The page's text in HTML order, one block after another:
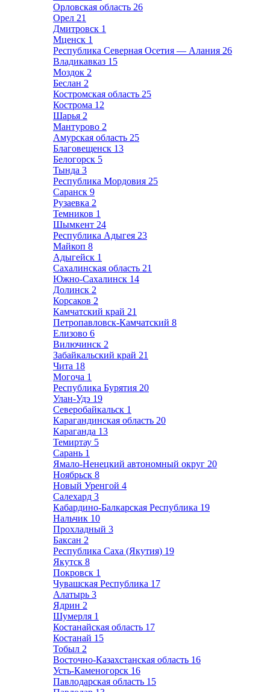
Орловская область 26
Орел 21
Дмитровск 1
Мценск 1
Республика Северная Осетия — Алания 26
Владикавказ 15
Моздок 2
Беслан 2
Костромская область 25
Кострома 12
Шарья 2
Мантурово 2
Амурская область 25
Благовещенск 13
Белогорск 5
Тында 3
Республика Мордовия 25
Саранск 9
Рузаевка 2
Темников 1
Шымкент 24
Республика Адыгея 23
Майкоп 8
Адыгейск 1
Сахалинская область 21
Южно-Сахалинск 14
Долинск 2
Корсаков 2
Камчатский край 21
Петропавловск-Камчатский 8
Елизово 6
Вилючинск 2
Забайкальский край 21
Чита 18
Могоча 1
Республика Бурятия 20
Улан-Удэ 19
Северобайкальск 1
Карагандинская область 20
Караганда 13
Темиртау 5
Сарань 1
Ямало-Ненецкий автономный округ 20
Ноябрьск 8
Новый Уренгой 4
Салехард 3
Кабардино-Балкарская Республика 19
Нальчик 10
Прохладный 3
Баксан 2
Республика Саха (Якутия) 19
Якутск 8
Покровск 1
Чувашская Республика 17
Алатырь 3
Ядрин 2
Шумерля 1
Костанайская область 17
Костанай 15
Тобыл 2
Восточно-Казахстанская область 16
Усть-Каменогорск 16
Павлодарская область 15